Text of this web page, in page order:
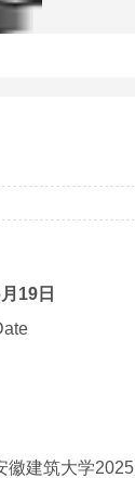
月 19 日
徽建筑大学2025